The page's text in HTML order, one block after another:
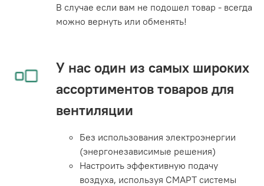
В случае если вам не подошел товар - всегда
можно вернуть или обменять!
У нас один из самых широких
ассортиментов товаров для
вентиляции
Без использования электроэнергии
(энергонезависимые решения)
Настроить эффективную подачу
воздуха, используя СМАРТ системы